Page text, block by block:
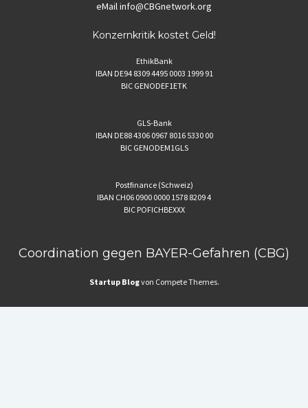
eMailinfo@CBGnetwork.org
Konzernkritik kostet Geld!
EthikBank
IBAN DE94 8309 4495 0003 1999 91
BIC GENODEF1ETK
GLS-Bank
IBAN DE88 4306 0967 8016 5330 00
BIC GENODEM1GLS
Postfinance (Schweiz)
IBAN CH06 0900 0000 1578 8209 4
BIC POFICHBEXXX
Coordination gegen BAYER-Gefahren (CBG)
Startup Blogvon Compete Themes.